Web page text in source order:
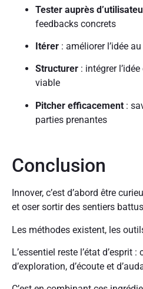
Tester auprès
feedbacks concrets
Itérer : améliorer l’idée
Structurer : intégrer
viable
Pitcher efficacement :
parties prenantes
Conclusion
Innover, c’est d’abord être
et oser sortir des sentiers
Les méthodes existent, les
L’essentiel reste l’état d’esprit
d’exploration, d’écoute et